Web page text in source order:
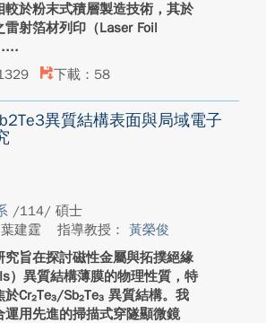
較於粉末式積層製造技術，其於
雷射箔材列印（Laser Foil
下載：58
異質結構表面與局域電子
/114/ 碩士
建霆
指導教授： 黃榮俊
究旨在探討磁性金屬與拓撲絕緣
）異質結構薄膜的物理性質，特
於Cr₂Te₃/Sb₂Te₃ 異質結構。我
運用先進的掃描式穿隧顯微鏡